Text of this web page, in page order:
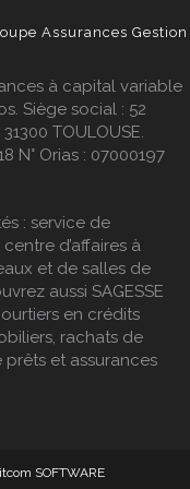
Assurances Gestion
à capital variable
Siège social : 52
TOULOUSE.
N° Orias : 07000197
: service de
d’affaires à
et de salles de
aussi SAGESSE
en crédits
, rachats de
prêts et assurances
SOFTWARE